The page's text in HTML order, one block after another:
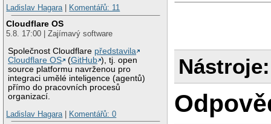
Ladislav Hagara| Komentářů: 11
Cloudflare OS
5.8. 17:00 | Zajímavý software
Společnost Cloudflare představila
Cloudflare OS
(GitHub ), tj. open
source platformu navrženou pro
integraci umělé inteligence (agentů)
přímo do pracovních procesů
organizací.
Ladislav Hagara| Komentářů: 0
Nástroje: